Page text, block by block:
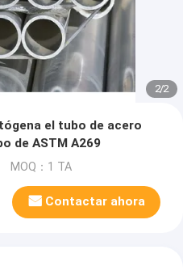
2/2
el tubo de acero
de ASTM A269
MOQ：1 TA
Contactar ahora